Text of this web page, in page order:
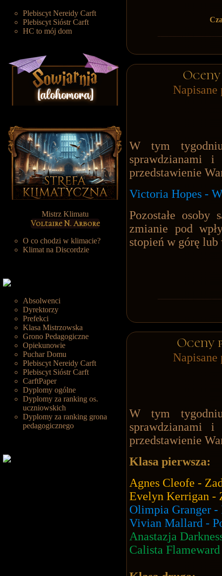
Plebiscyt Nereidy Carft
Plebiscyt Sióstr Carft
HC to mój dom
Mistrz Klimatu
Voltaire N. Arbore
O co chodzi w klimacie?
Klimat na Discordzie
Absolwenci
Dyrektorzy
Prefekci
Klasa Mistrzowska
Grono Pedagogiczne
Opiekunowie
Puchar Domu
Plebiscyt Nereidy Carft
Plebiscyt Sióstr Carft
CarftPaper
Dyplomy ogólne
Dyplomy za ranking os.
uczniowskich
Dyplomy za ranking grona
pedagogicznego
Napisane
W tym
sprawdzianami i
przedstawienie
Victoria Hopes -
Pozostałe osoby
zmianie pod
stopień w górę lub
Oceny
Napisane
W tym
sprawdzianami i
przedstawienie
Klasa pierwsza:
Agnes Cleofe -
Evelyn Kerrigan -
Olimpia Granger -
Vivian Mallard -
Anastazja
Calista